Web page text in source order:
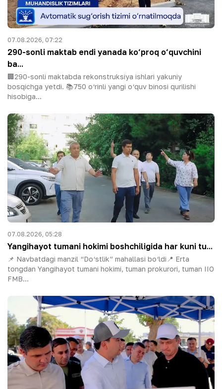
07.08.2026, 07:22
290-sonli maktab endi yanada ko‘proq o‘quvchini
ba...
🏢290-sonli maktabda rekonstruksiya ishlari yakuniy
bosqichga yetdi. 📚750 o‘rinli yangi o‘quv binosi qurilishi
hisobiga...
07.08.2026, 05:28
Yangihayot tumani hokimi boshchiligida har kuni tu...
📌 Navbatdagi manzil “Do‘stlik” mahallasi bo‘ldi📍 Erta
tongdan Yangihayot tumani hokimi, tuman prokurori, tuman IIO
FMB...